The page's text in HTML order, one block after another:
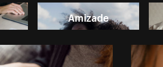
Amizade